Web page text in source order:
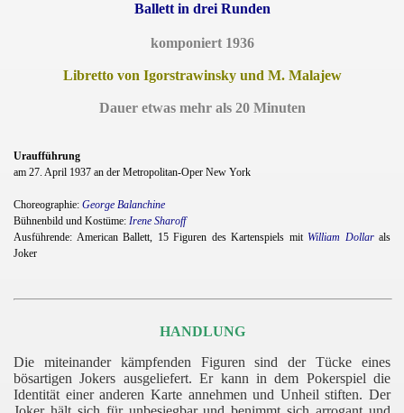
Ballett in drei Runden
komponiert 1936
Libretto von Igorstrawinsky und M. Malajew
Dauer etwas mehr als 20 Minuten
Uraufführung
am 27. April 1937 an der Metropolitan-Oper New York
Choreographie: George Balanchine
Bühnenbild und Kostüme: Irene Sharoff
Ausführende: American Ballett, 15 Figuren des Kartenspiels mit William Dollarals
Joker
HANDLUNG
Die miteinander kämpfenden Figuren sind der Tücke eines
bösartigen Jokers ausgeliefert. Er kann in dem Pokerspiel die
Identität einer anderen Karte annehmen und Unheil stiften. Der